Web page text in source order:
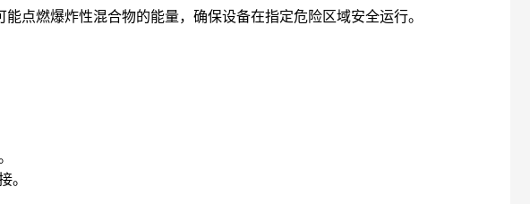
点燃爆炸性混合物的能量，确保设备在指定危险区域安全运行。
。